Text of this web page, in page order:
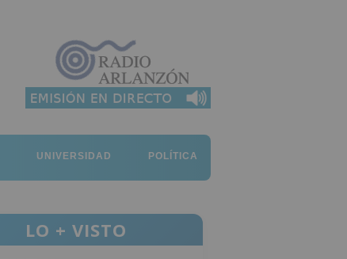
UNIVERSIDAD POLÍTICA
LO + VISTO